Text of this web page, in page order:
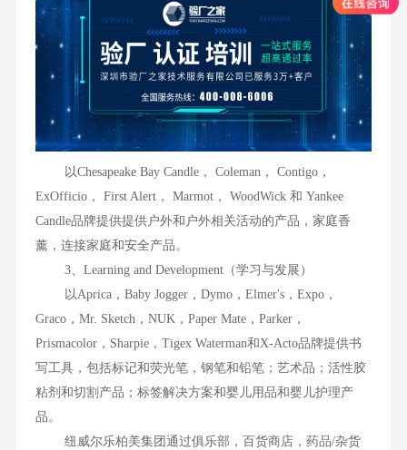
以Chesapeake Bay Candle， Coleman， Contigo，
ExOfficio， First Alert， Marmot， WoodWick 和 Yankee
Candle品牌提供提供户外和户外相关活动的产品，家庭香
薰，连接家庭和安全产品。
3、Learning and Development（学习与发展）
以Aprica，Baby Jogger，Dymo，Elmer's，Expo，
Graco，Mr. Sketch，NUK，Paper Mate，Parker，
Prismacolor，Sharpie，Tigex Waterman和X-Acto品牌提供书
写工具，包括标记和荧光笔，钢笔和铅笔；艺术品；活性胶
粘剂和切割产品；标签解决方案和婴儿用品和婴儿护理产
品。
纽威尔乐柏美集团通过俱乐部，百货商店，药品/杂货